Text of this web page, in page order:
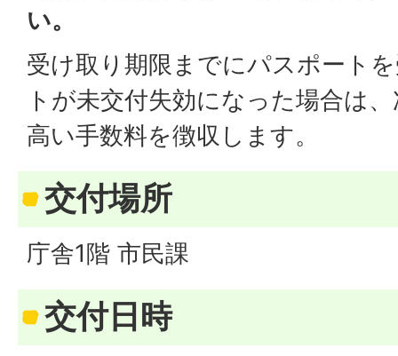
い。
受け取り期限までにパスポート
トが未交付失効になった場合は
高い手数料を徴収します。
交付場所
庁舎1階 市民課
交付日時